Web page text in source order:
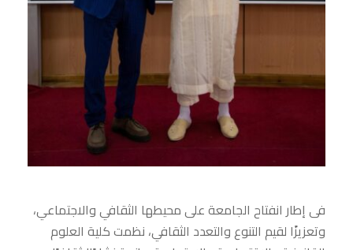
فى إطار انفتاح الجامعة على محيطها الثقافي والاجتماعي،
وتعزيزًا لقيم التنوع والتعدد الثقافي، نظمت كلية العلوم